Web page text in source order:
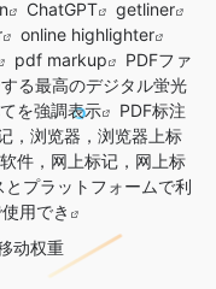
ChatGPT
getliner
online highlighter
pdf markup
PDFファ
る最高のデジタル蛍光
を強調表示
PDF标注
，浏览器，浏览器上标
件，网上标记，网上标
プラットフォームで利
用でき